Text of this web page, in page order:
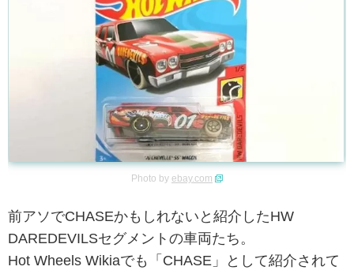
Photo by ebay.com
前アソでCHASEかもしれないと紹介したHW
DAREDEVILSセグメントの車両たち。
Hot Wheels Wikiaでも「CHASE」として紹介されて